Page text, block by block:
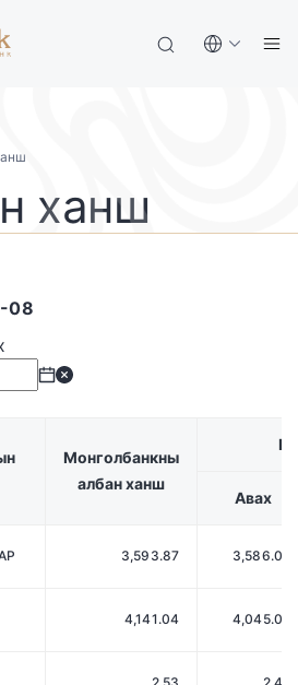
ханш
08
Монголбанкны
албан ханш
Авах
3,593.87 3,586.00
4,141.04 4,045.00